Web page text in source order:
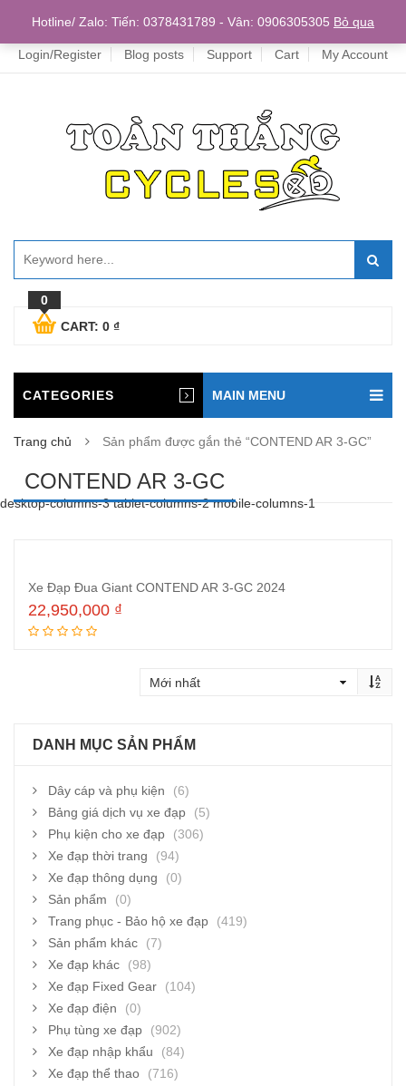
Home
Login/Register Blog posts Support Cart My Account
0
CART: 0 ₫
CATEGORIES MAIN MENU
Trang chủ Sản phẩm được gắn thẻ “CONTEND AR 3-GC”
CONTEND AR 3-GC
desktop-columns-3 tablet-columns-2 mobile-columns-1
Xe Đạp Đua Giant CONTEND AR 3-GC 2024
22,950,000 ₫
DANH MỤC SẢN PHẨM
Dây cáp và phụ kiện
(6)
Bảng giá dịch vụ xe đạp
(5)
Phụ kiện cho xe đạp
(306)
Xe đạp thời trang
(94)
Xe đạp thông dụng
(0)
Sản phẩm
(0)
Trang phục - Bảo hộ xe đạp
(419)
Sản phẩm khác
(7)
Xe đạp khác
(98)
Xe đạp Fixed Gear
(104)
Xe đạp điện
(0)
Phụ tùng xe đạp
(902)
Xe đạp nhập khẩu
(84)
Xe đạp thể thao
(716)
Hotline/ Zalo: Tiến: 0378431789 - Vân: 0906305305 Bỏ qua